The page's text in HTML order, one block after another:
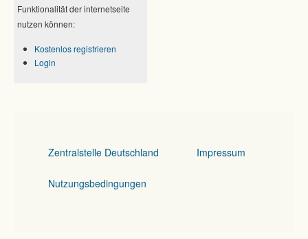
Funktionalität der internetseite
nutzen können:
Kostenlos registrieren
Login
Zentralstelle Deutschland Impressum
Nutzungsbedingungen